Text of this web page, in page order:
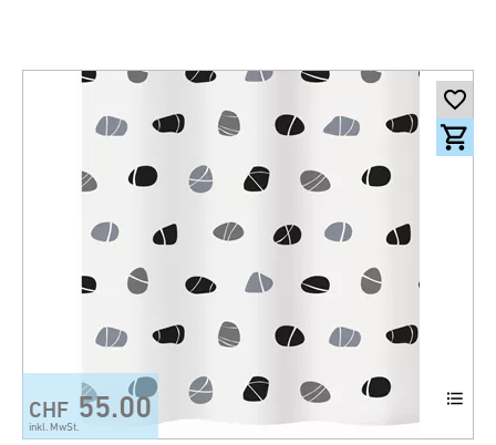
CHF 55.00
inkl. MwSt.